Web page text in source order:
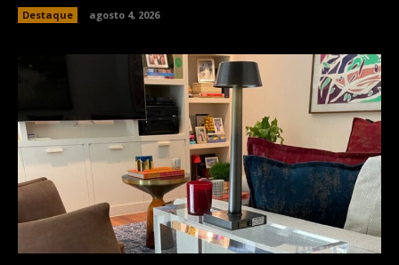
Destaque agosto 4, 2026